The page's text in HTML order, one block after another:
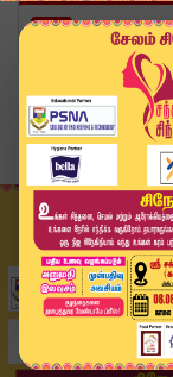
Home
TN Weather: